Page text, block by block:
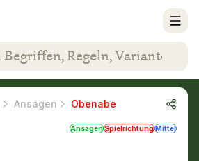
Ansagen Obenabe
AnsagenSpielrichtungMittel